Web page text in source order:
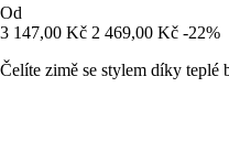
Od
3 147,00 Kč 2 469,00 Kč -22%
Čelíte zimě se stylem díky teplé